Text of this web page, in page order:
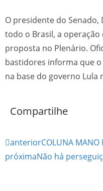
O presidente do
todo o Brasil, a
proposta no Plenário.
bastidores informa que
na base do governo Lula
Compartilhe
anteriorCOLUNA MANO
próximaNão há